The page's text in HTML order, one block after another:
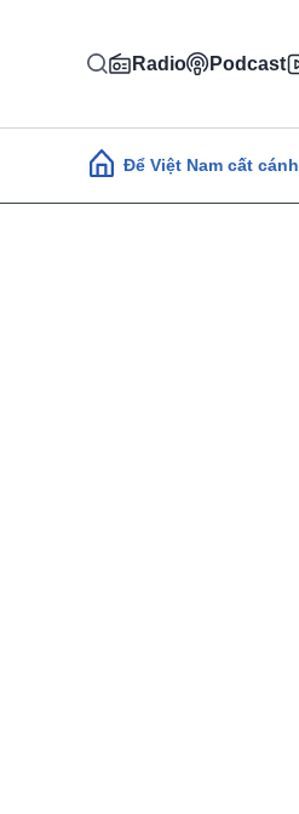
Radio Podcast
Main navigation
Để Việt Nam cất cánh